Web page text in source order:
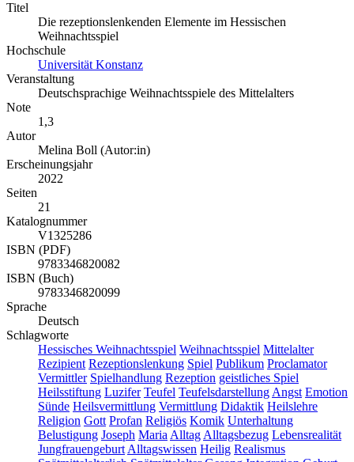
Titel
Die rezeptionslenkenden Elemente im Hessischen
Weihnachtsspiel
Hochschule
Universität Konstanz
Veranstaltung
Deutschsprachige Weihnachtsspiele des Mittelalters
Note
1,3
Autor
Melina Boll (Autor:in)
Erscheinungsjahr
2022
Seiten
21
Katalognummer
V1325286
ISBN (PDF)
9783346820082
ISBN (Buch)
9783346820099
Sprache
Deutsch
Schlagworte
Hessisches Weihnachtsspiel Weihnachtsspiel Mittelalter
Rezipient Rezeptionslenkung Spiel Publikum Proclamator
Vermittler Spielhandlung Rezeption geistliches Spiel
Heilsstiftung Luzifer Teufel Teufelsdarstellung Angst Emotion
Sünde Heilsvermittlung Vermittlung Didaktik Heilslehre
Religion Gott Profan Religiös Komik Unterhaltung
Belustigung Joseph Maria Alltag Alltagsbezug Lebensrealität
Jungfrauengeburt Alltagswissen Heilig Realismus